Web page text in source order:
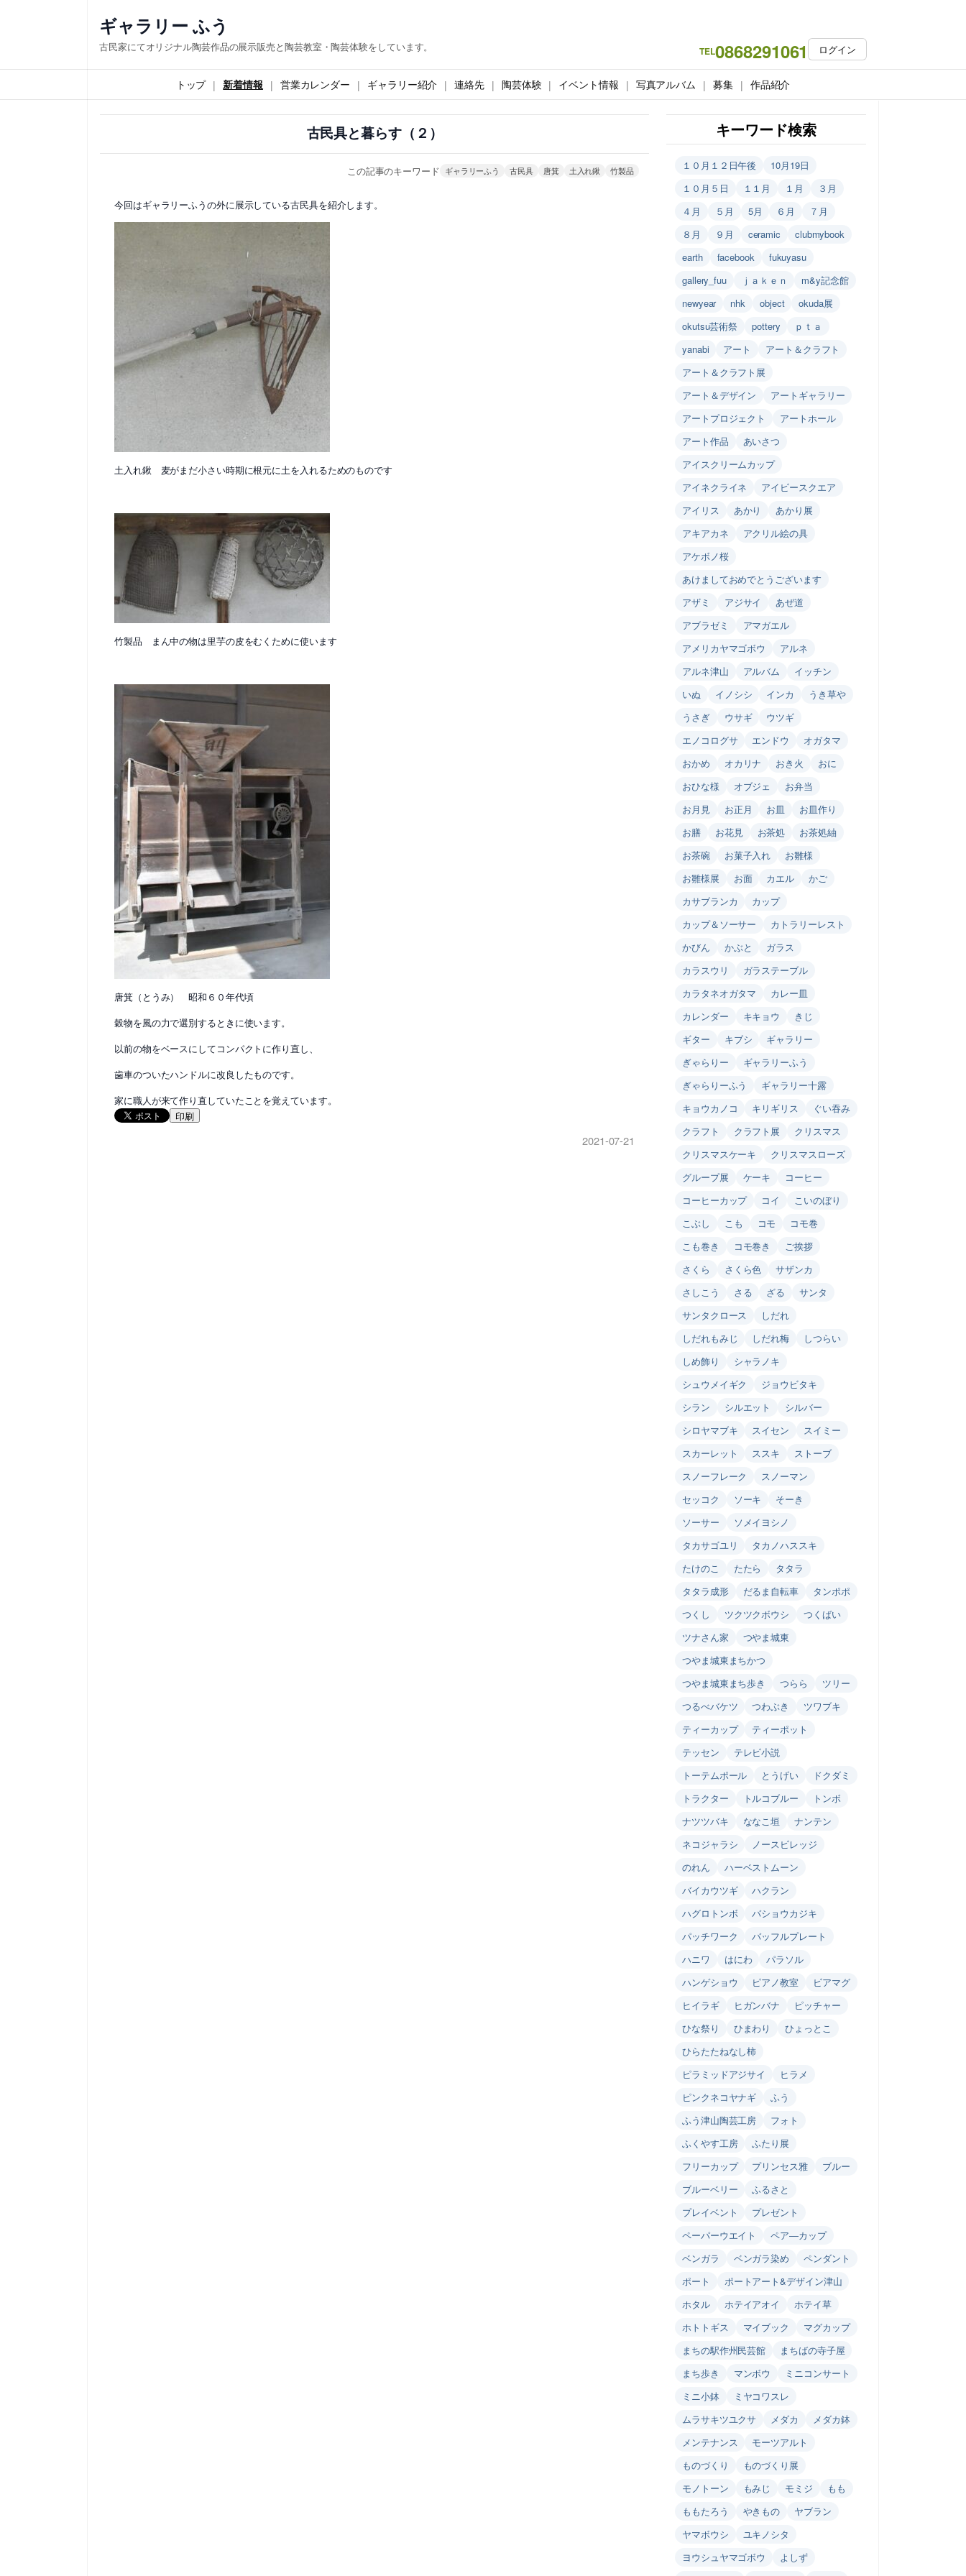
ス
キ
ギャラリー ふう
古民家にてオリジナル陶芸作品の展示販売と陶芸教室・陶芸体験をしています。 TEL0868291061 ログイン
トップ 新着情報 営業カレンダー ギャラリー紹介 連絡先 陶芸体験 イベント情報 写真アルバム 募集 作品紹介
古民具と暮らす（２）
この記事のキーワード ギャラリーふう 古民具 唐箕 土入れ鍬 竹製品
今回はギャラリーふうの外に展示している古民具を紹介します。
土入れ鍬 麦がまだ小さい時期に根元に土を入れるためのものです
竹製品 まん中の物は里芋の皮をむくために使います
唐箕（とうみ） 昭和６０年代頃
穀物を風の力で選別するときに使います。
以前の物をベースにしてコンパクトに作り直し、
歯車のついたハンドルに改良したものです。
家に職人が来て作り直していたことを覚えています。
印刷
2021-07-21
キーワード検索
１０月１２日午後
10月19日
１０月５日
１１月 １月
３月
４月
５月 5月 ６月
７月
８月
９月 ceramic
clubmybook
earth
facebook
fukuyasu
gallery_fuu
ｊａｋｅｎ
m&y記念館
newyear
nhk object
okuda展
okutsu芸術祭
pottery
ｐｔａ
yanabi
アート
アート＆クラフト
アート＆クラフト展
アート＆デザイン
アートギャラリー
アートプロジェクト
アートホール
アート作品
あいさつ
アイスクリームカップ
アイネクライネ
アイビースクエア
アイリス
あかり
あかり展
アキアカネ
アクリル絵の具
アケボノ桜
あけましておめでとうございます
アザミ
アジサイ
あぜ道
アブラゼミ
アマガエル
アメリカヤマゴボウ
アルネ
アルネ津山
アルバム
イッチン
いぬ
イノシシ インカ
うき草や
うさぎ
ウサギ
ウツギ
エノコログサ
エンドウ
オガタマ
おかめ
オカリナ おき火
おに
おひな様
オブジェ
お弁当
お月見
お正月 お皿
お皿作り
お膳
お花見 お茶処
お茶処紬
お茶碗
お菓子入れ
お雛様
お雛様展
お面 カエル
かご
カサブランカ
カップ
カップ＆ソーサー
カトラリーレスト
かびん
かぶと
ガラス
カラスウリ
ガラステーブル
カラタネオガタマ
カレー皿
カレンダー
キキョウ
きじ
ギター
キブシ
ギャラリー
ぎゃらりー
ギャラリーふう
ぎゃらりーふう
ギャラリー十露
キョウカノコ
キリギリス
ぐい吞み
クラフト
クラフト展
クリスマス
クリスマスケーキ
クリスマスローズ
グループ展
ケーキ
コーヒー
コーヒーカップ
コイ
こいのぼり
こぶし
こも コモ
コモ巻
こも巻き
コモ巻き
ご挨拶
さくら
さくら色
サザンカ
さしこう
さる ざる
サンタ
サンタクロース
しだれ
しだれもみじ
しだれ梅
しつらい
しめ飾り
シャラノキ
シュウメイギク
ジョウビタキ
シラン
シルエット
シルバー
シロヤマブキ
スイセン
スイミー
スカーレット
ススキ
ストーブ
スノーフレーク
スノーマン
セッコク
ソーキ
そーき
ソーサー
ソメイヨシノ
タカサゴユリ
タカノハススキ
たけのこ
たたら
タタラ
タタラ成形
だるま自転車
タンポポ
つくし
ツクツクボウシ
つくばい
ツナさん家
つやま城東
つやま城東まちかつ
つやま城東まち歩き
つらら
ツリー
つるべバケツ
つわぶき
ツワブキ
ティーカップ
ティーポット
テッセン
テレビ小説
トーテムポール
とうげい
ドクダミ
トラクター
トルコブルー
トンボ
ナツツバキ
ななこ垣
ナンテン
ネコジャラシ
ノースビレッジ
のれん
ハーベストムーン
バイカウツギ
ハクラン
ハグロトンボ
バショウカジキ
パッチワーク
バッフルプレート
ハニワ
はにわ
パラソル
ハンゲショウ
ピアノ教室
ビアマグ
ヒイラギ
ヒガンバナ
ピッチャー
ひな祭り
ひまわり
ひょっとこ
ひらたたねなし柿
ピラミッドアジサイ
ヒラメ
ピンクネコヤナギ
ふう
ふう津山陶芸工房
フォト
ふくやす工房
ふたり展
フリーカップ
プリンセス雅
ブルー
ブルーベリー
ふるさと
プレイベント
プレゼント
ペーパーウエイト
ペア―カップ
ベンガラ
ベンガラ染め
ペンダント
ポート
ポートアート&デザイン津山
ホタル
ホテイアオイ
ホテイ草
ホトトギス
マイブック
マグカップ
まちの駅作州民芸館
まちばの寺子屋
まち歩き
マンボウ
ミニコンサート
ミニ小鉢
ミヤコワスレ
ムラサキツユクサ
メダカ
メダカ鉢
メンテナンス
モーツアルト
ものづくり
ものづくり展
モノトーン
もみじ モミジ
もも
ももたろう
やきもの
ヤブラン
ヤマボウシ
ユキノシタ
ヨウシュヤマゴボウ
よしず